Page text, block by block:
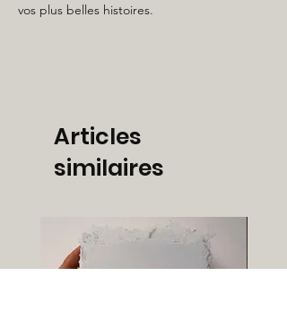
vos plus belles histoires.
Articles
similaires